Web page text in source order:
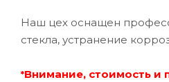
Наш цех оснащен
стекла, устранение
*Внимание, стоимость и